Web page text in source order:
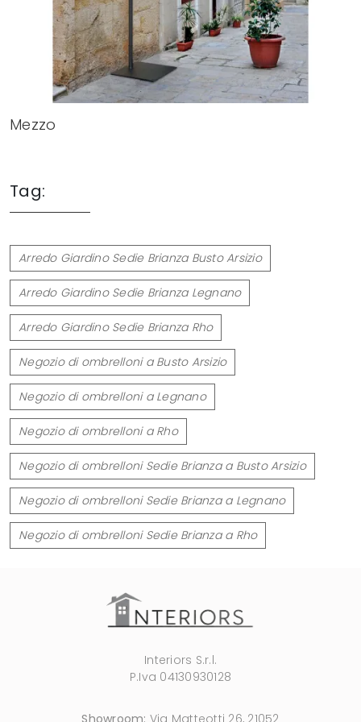
Mezzo
Tag:
Arredo Giardino Sedie Brianza Busto Arsizio
Arredo Giardino Sedie Brianza Legnano
Arredo Giardino Sedie Brianza Rho
Negozio di ombrelloni a Busto Arsizio
Negozio di ombrelloni a Legnano
Negozio di ombrelloni a Rho
Negozio di ombrelloni Sedie Brianza a Busto Arsizio
Negozio di ombrelloni Sedie Brianza a Legnano
Negozio di ombrelloni Sedie Brianza a Rho
Interiors S.r.l.
P.Iva 04130930128
Showroom: Via Matteotti 26, 21052